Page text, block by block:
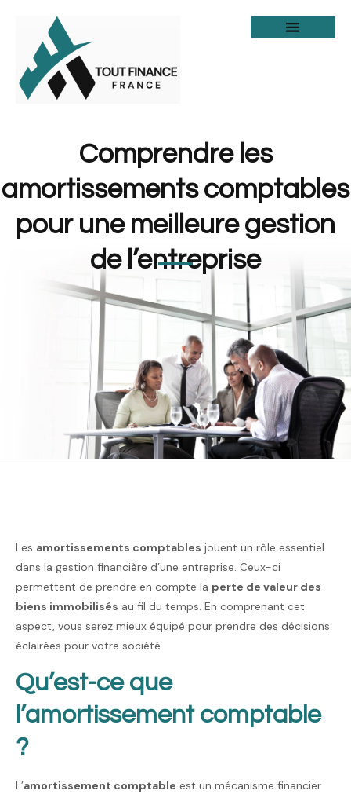
Comprendre les
amortissements comptables
pour une meilleure gestion
de l’entreprise
Les amortissements comptables jouent un rôle essentiel
dans la gestion financière d’une entreprise. Ceux-ci
permettent de prendre en compte la perte de valeur des
biens immobilisés au fil du temps. En comprenant cet
aspect, vous serez mieux équipé pour prendre des décisions
éclairées pour votre société.
Qu’est-ce que
l’amortissement comptable
?
L’amortissement comptable est un mécanisme financier